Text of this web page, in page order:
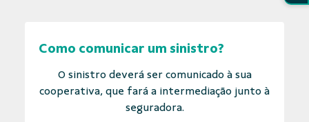
Como comunicar um sinistro?
O sinistro deverá ser comunicado à sua
cooperativa, que fará a intermediação junto à
seguradora.